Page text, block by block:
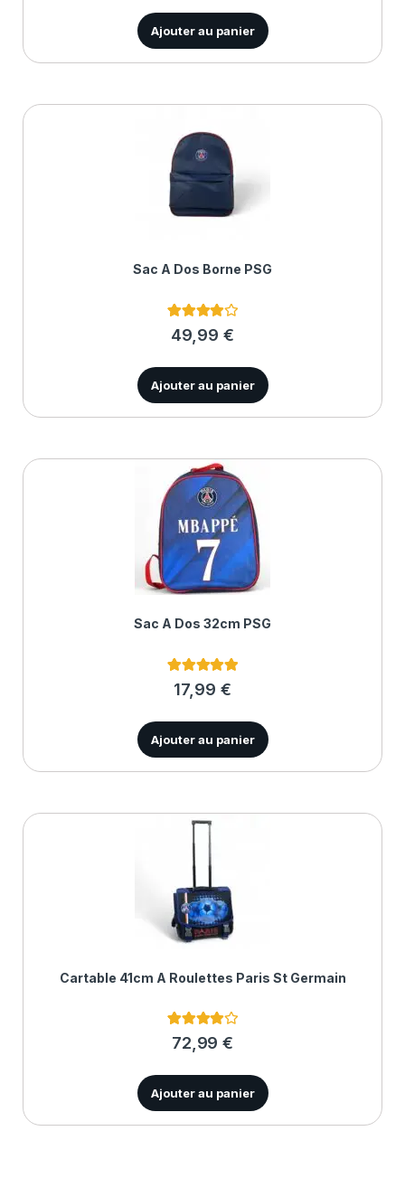
notations
Ajouter au panier
Sac À Dos Borne PSG
Noté4.00
sur 5
sur
notations
client
49,99 €
Ajouter au panier
Sac À Dos 32cm PSG
Noté5.00
sur 5 basé
client
17,99 €
Ajouter au panier
Cartable 41cm À Roulettes Paris St Germain
Noté4.00
sur 5
sur
3
notations
client
72,99€
Ajouter au panier